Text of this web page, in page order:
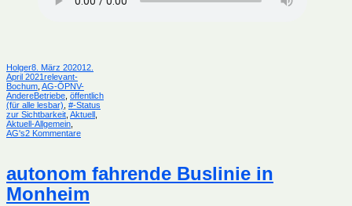
Autor
HolgerVeröffentlicht
am
8. März 202012.
April 2021 Kategorien
relevant-
Bochum AG-ÖPNV-
AndereBetriebe öffentlich
(für alle lesbar) #-Status
zur Sichtbarkeit Aktuell
Aktuell-Allgemein
AG's2 Kommentarezu
mit
Bochums
OB
autonom fahrende Buslinie in
Monheim